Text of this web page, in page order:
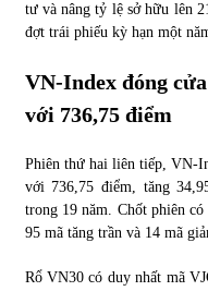
tư và nâng tỷ lệ sở hữu lên
đợt trái phiếu kỳ hạn một
VN-Index đóng
với 736,75 điểm
Phiên thứ hai liên tiếp, VN-
với 736,75 điểm, tăng
trong 19 năm. Chốt phiên
95 mã tăng trần và 14 mã
Rổ VN30 có duy nhất mã